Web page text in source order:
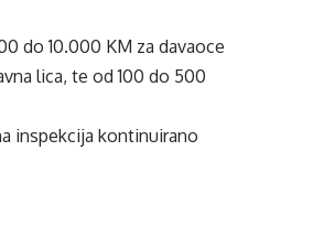
do 10.000 KM za davaoce
lica, te od 100 do 500
inspekcija kontinuirano